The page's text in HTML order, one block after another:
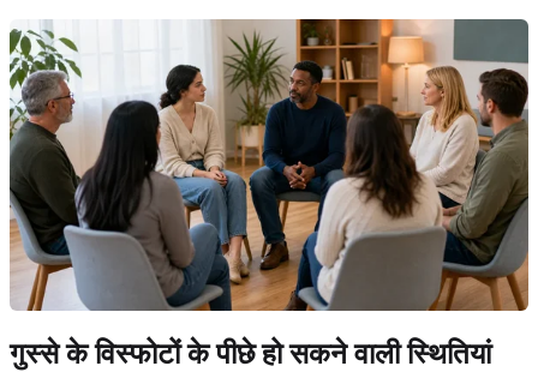
गुस्से के विस्फोटों के पीछे हो सकने वाली स्थितियां